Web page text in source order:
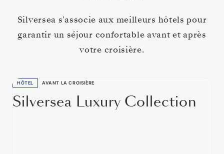
Silversea s'associe aux meilleurs hôtels pour
garantir un séjour confortable avant et après
votre croisière.
HÔTEL AVANT LA CROISIÈRE
Silversea Luxury Collection